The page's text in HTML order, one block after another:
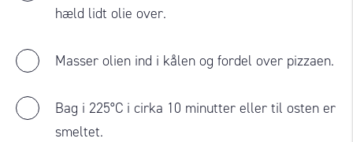
hæld lidt olie over.
Masser olien ind i kålen og fordel over pizzaen.
Bag i 225°C i cirka 10 minutter eller til osten er
smeltet.